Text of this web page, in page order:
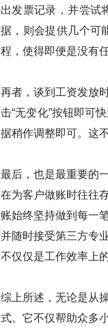
出发票记录，并尝试
据，则会提供几个可
程，使得即便是没有
再者，谈到工资发放
击“无变化”按钮即可
据稍作调整即可。这
最后，也是最重要的
在为客户做账时往往
账始终坚持做到每一
并随时接受第三方专
不仅仅是工作效率上
综上所述，无论是从
式。它不仅帮助众多